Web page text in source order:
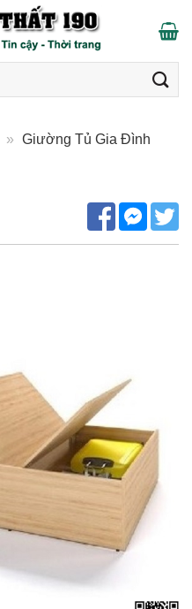
» Giường Tủ Gia Đình